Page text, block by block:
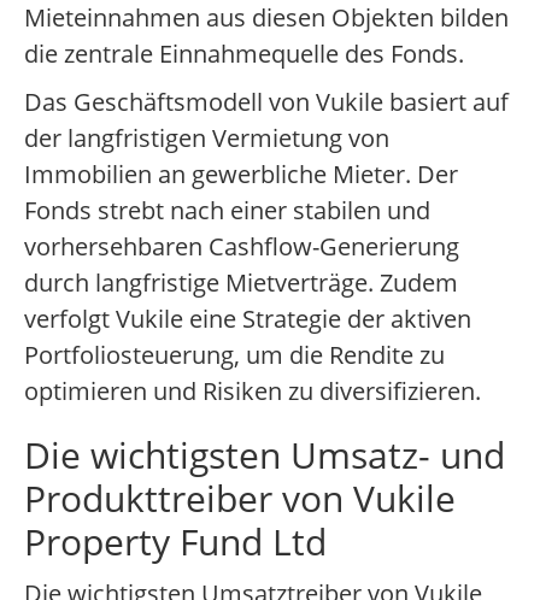
Mieteinnahmen aus diesen Objekten bilden
die zentrale Einnahmequelle des Fonds.
Das Geschäftsmodell von Vukile basiert auf
der langfristigen Vermietung von
Immobilien an gewerbliche Mieter. Der
Fonds strebt nach einer stabilen und
vorhersehbaren Cashflow-Generierung
durch langfristige Mietverträge. Zudem
verfolgt Vukile eine Strategie der aktiven
Portfoliosteuerung, um die Rendite zu
optimieren und Risiken zu diversifizieren.
Die wichtigsten Umsatz- und
Produkttreiber von Vukile
Property Fund Ltd